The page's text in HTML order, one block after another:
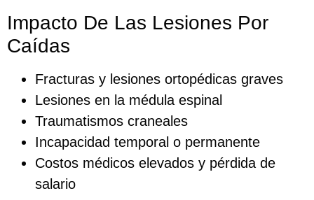
Impacto De Las Lesiones Por
Caídas
Fracturas y lesiones ortopédicas graves
Lesiones en la médula espinal
Traumatismos craneales
Incapacidad temporal o permanente
Costos médicos elevados y pérdida de
salario